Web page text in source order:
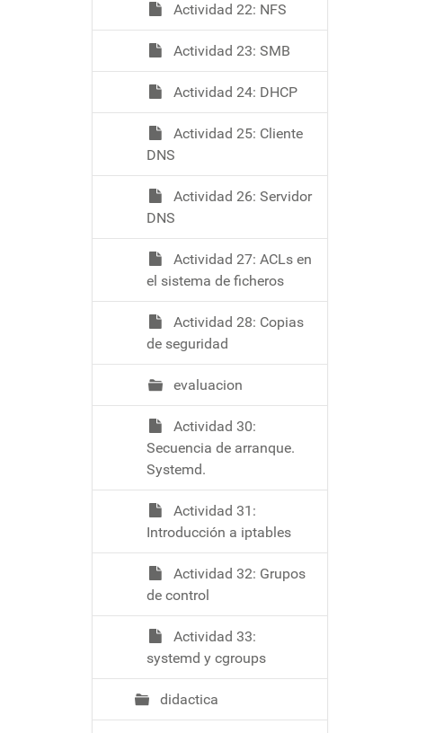
Actividad 22: NFS
Actividad 23: SMB
Actividad 24: DHCP
Actividad 25: Cliente
DNS
Actividad 26: Servidor
DNS
Actividad 27: ACLs en
el sistema de ficheros
Actividad 28: Copias
de seguridad
evaluacion
Actividad 30:
Secuencia de arranque.
Systemd.
Actividad 31:
Introducción a iptables
Actividad 32: Grupos
de control
Actividad 33:
systemd y cgroups
didactica